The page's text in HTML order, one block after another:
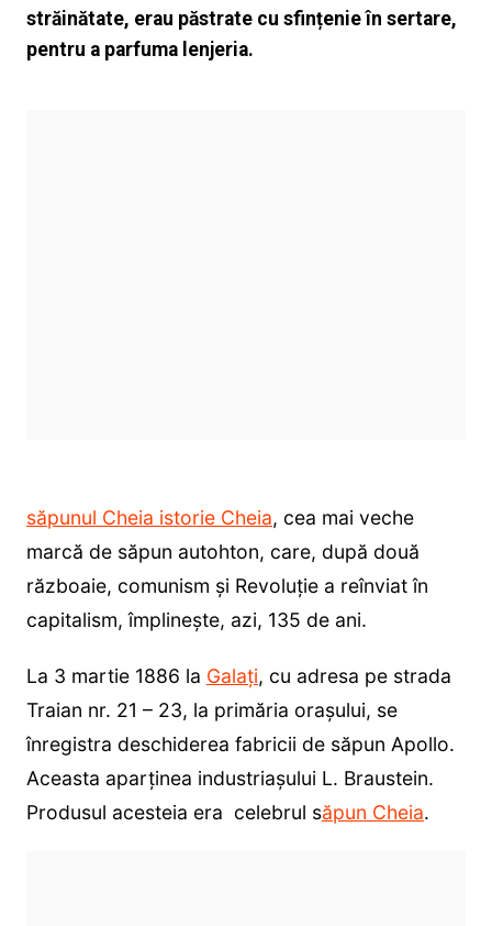
străinătate, erau păstrate cu sfințenie în sertare,
pentru a parfuma lenjeria.
săpunul Cheia istorie Cheia, cea mai veche
marcă de săpun autohton, care, după două
războaie, comunism și Revoluție a reînviat în
capitalism, împlinește, azi, 135 de ani.
La 3 martie 1886 la Galați, cu adresa pe strada
Traian nr. 21 – 23, la primăria orașului, se
înregistra deschiderea fabricii de săpun Apollo.
Aceasta aparținea industriașului L. Braustein.
Produsul acesteia era celebrul săpun Cheia.